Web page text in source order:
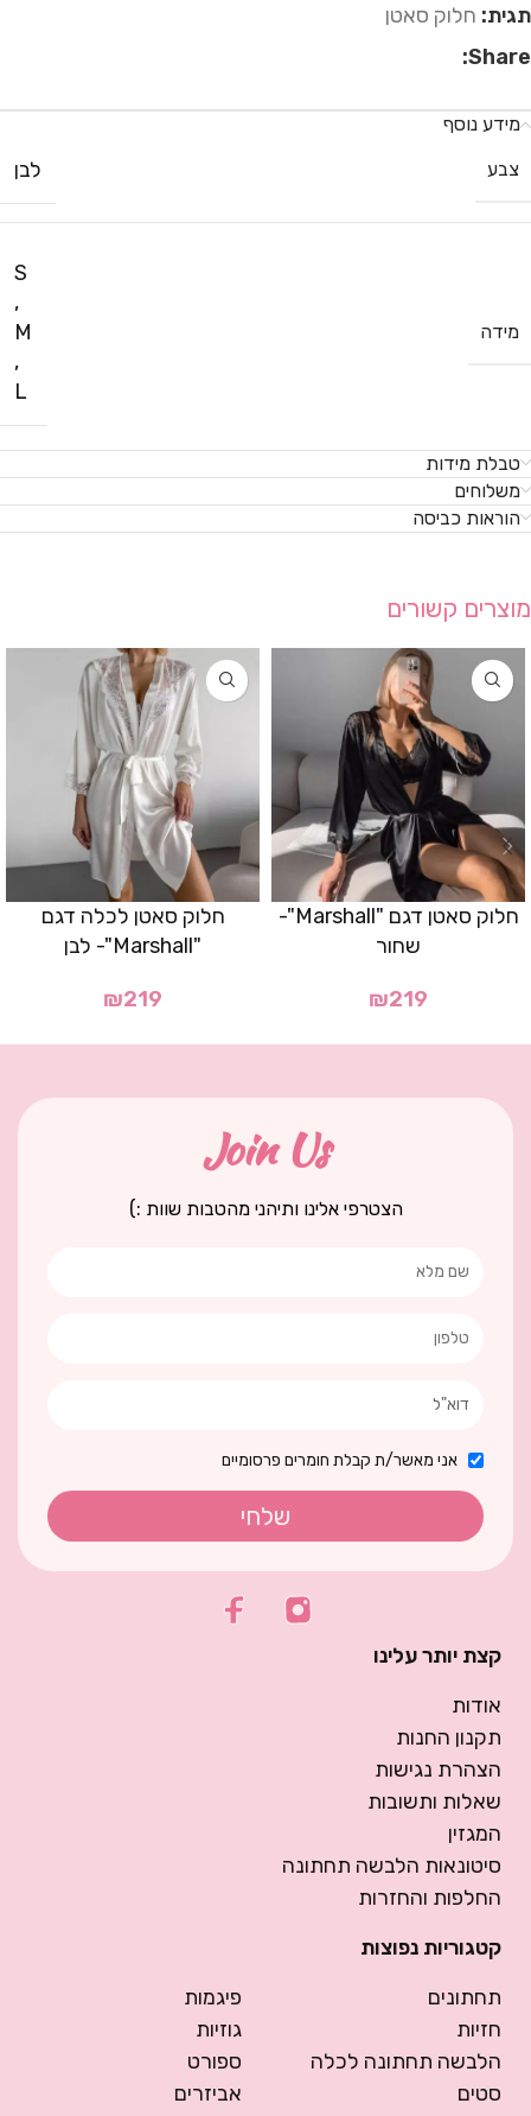
תגית: חלוק סאטן
Share:
מידע נוסף
צבע
לבן
מידה
S
,
M
,
L
טבלת מידות
משלוחים
הוראות כביסה
מוצרים קשורים
חלוק סאטן דגם "Marshall"-
שחור
₪219
חלוק סאטן לכלה דגם
"Marshall"- לבן
₪219
Join Us
הצטרפי אלינו ותיהני מהטבות שוות :)
אני מאשר/ת קבלת חומרים פרסומיים
שלחי
קצת יותר עלינו
אודות
תקנון החנות
הצהרת נגישות
שאלות ותשובות
המגזין
סיטונאות הלבשה תחתונה
החלפות והחזרות
קטגוריות נפוצות
תחתונים
חזיות
הלבשה תחתונה לכלה
סטים
פיגמות
גוזיות
ספורט
אביזרים